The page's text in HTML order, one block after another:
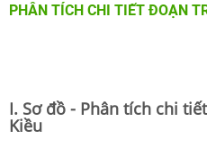
PHÂN TÍCH CHI TIẾT ĐOẠN
I. Sơ đồ - Phân tích chi
Kiều